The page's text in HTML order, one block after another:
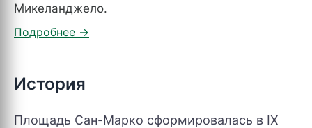
Микеланджело.
История
Площадь Сан-Марко сформировалась в IX